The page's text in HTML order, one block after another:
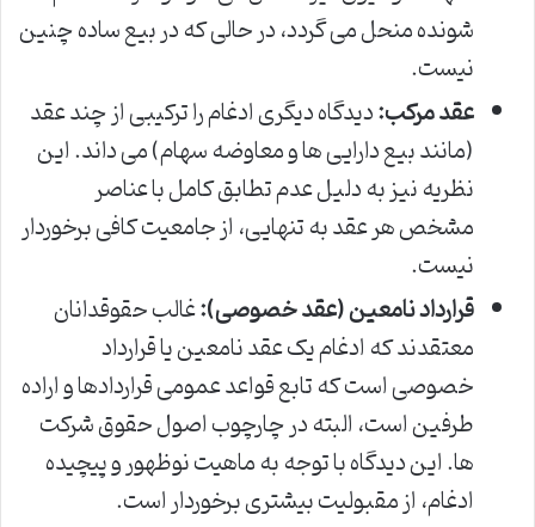
شونده منحل می گردد، در حالی که در بیع ساده چنین
نیست.
عقد مرکب:دیدگاه دیگری ادغام را ترکیبی از چند عقد
(مانند بیع دارایی ها و معاوضه سهام) می داند. این
نظریه نیز به دلیل عدم تطابق کامل با عناصر
مشخص هر عقد به تنهایی، از جامعیت کافی برخوردار
نیست.
قرارداد نامعین (عقد خصوصی):غالب حقوقدانان
معتقدند که ادغام یک عقد نامعین یا قرارداد
خصوصی است که تابع قواعد عمومی قراردادها و اراده
طرفین است، البته در چارچوب اصول حقوق شرکت
ها. این دیدگاه با توجه به ماهیت نوظهور و پیچیده
ادغام، از مقبولیت بیشتری برخوردار است.